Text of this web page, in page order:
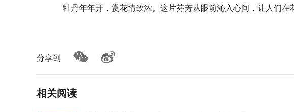
牡丹年年开，赏花情致浓。这片芬芳从眼前沁入心间，让人们在
分享到
相关阅读